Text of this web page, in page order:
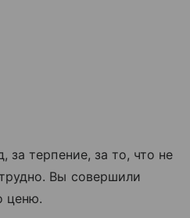
за терпение, за то, что не
Вы совершили
ценю.